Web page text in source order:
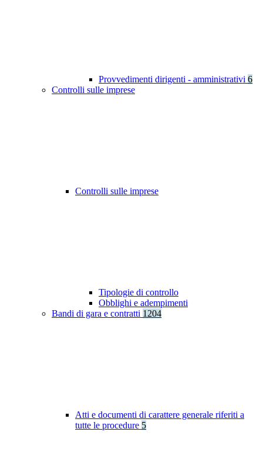
Provvedimenti dirigenti - amministrativi 6
Controlli sulle imprese
Controlli sulle imprese
Tipologie di controllo
Obblighi e adempimenti
Bandi di gara e contratti 1204
Atti e documenti di carattere generale riferiti a
tutte le procedure 5